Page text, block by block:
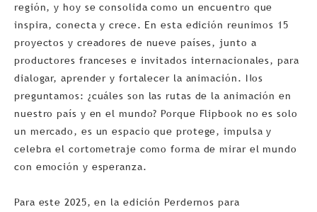
región, y hoy se consolida como un encuentro que
inspira, conecta y crece. En esta edición reunimos 15
proyectos y creadores de nueve países, junto a
productores franceses e invitados internacionales, para
dialogar, aprender y fortalecer la animación. Nos
preguntamos: ¿cuáles son las rutas de la animación en
nuestro país y en el mundo? Porque Flipbook no es solo
un mercado, es un espacio que protege, impulsa y
celebra el cortometraje como forma de mirar el mundo
con emoción y esperanza.
Para este 2025, en la edición Perdernos para